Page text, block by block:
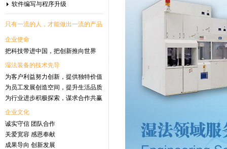
软件编写与程序升级
只有一流的人，才能做出一流的产品
企业使命
把科技带进中国，把创新推向世界
湿法装备的技术先导
为客户利益努力创新，提供独特价值
为员工发展创造空间，提升生活品质
为行业进步积极探索，谋求合作共赢
企业文化
诚实守信 团队合作
关爱宽容 感恩奉献
成果导向 创新发展